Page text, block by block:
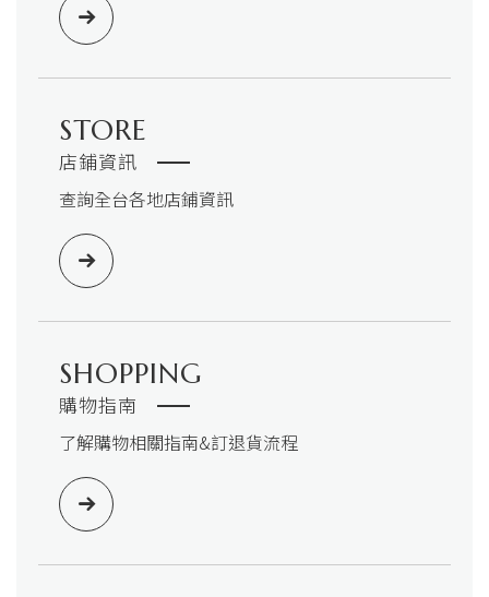
STORE
店鋪資訊
查詢全台各地店鋪資訊
SHOPPING
購物指南
了解購物相關指南&訂退貨流程